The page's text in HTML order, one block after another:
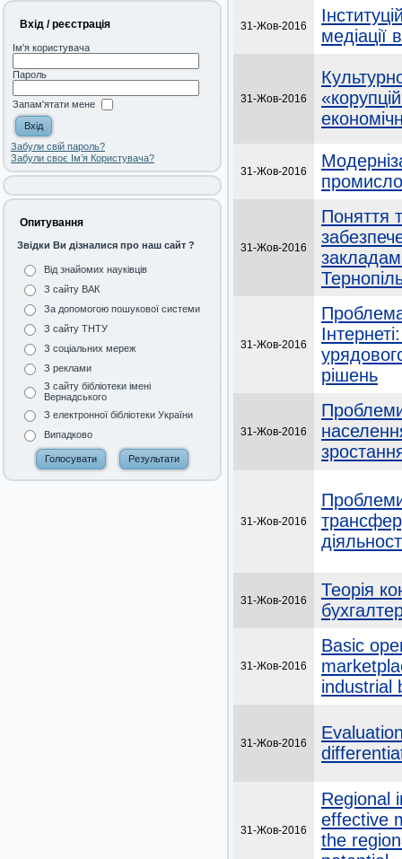
Вхід / реєстрація
Ім'я користувача
Пароль
Запам'ятати мене
Забули свій пароль?
Забули своє Ім’я Користувача?
Опитування
Звідки Ви дізналися про наш сайт ?
Від знайомих науківців
З сайту ВАК
За допомогою пошукової системи
З сайту ТНТУ
З соціальних мереж
З реклами
З сайту бібліотеки імені
Вернадського
З електронної бібліотеки України
Випадково
31-Жов-2016
медіації
31-Жов-2016
31-Жов-2016
31-Жов-2016
Поняття
31-Жов-2016
рішень
31-Жов-2016
31-Жов-2016
31-Жов-2016
Теорія
31-Жов-2016
Basic
industrial
31-Жов-2016
31-Жов-2016
Regional
effective
the